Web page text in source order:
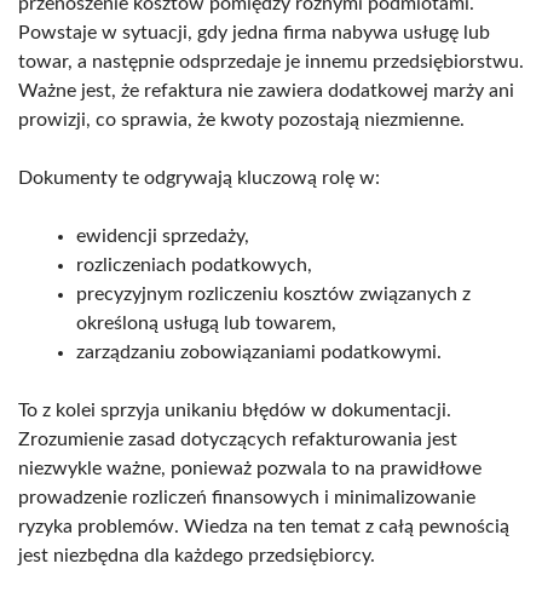
Powstaje w sytuacji, gdy jedna firma nabywa usługę lub
towar, a następnie odsprzedaje je innemu przedsiębiorstwu.
Ważne jest, że refaktura nie zawiera dodatkowej marży ani
prowizji, co sprawia, że kwoty pozostają niezmienne.
Dokumenty te odgrywają kluczową rolę w:
ewidencji sprzedaży,
rozliczeniach podatkowych,
precyzyjnym rozliczeniu kosztów związanych z
określoną usługą lub towarem,
zarządzaniu zobowiązaniami podatkowymi.
To z kolei sprzyja unikaniu błędów w dokumentacji.
Zrozumienie zasad dotyczących refakturowania jest
niezwykle ważne, ponieważ pozwala to na prawidłowe
prowadzenie rozliczeń finansowych i minimalizowanie
ryzyka problemów. Wiedza na ten temat z całą pewnością
jest niezbędna dla każdego przedsiębiorcy.